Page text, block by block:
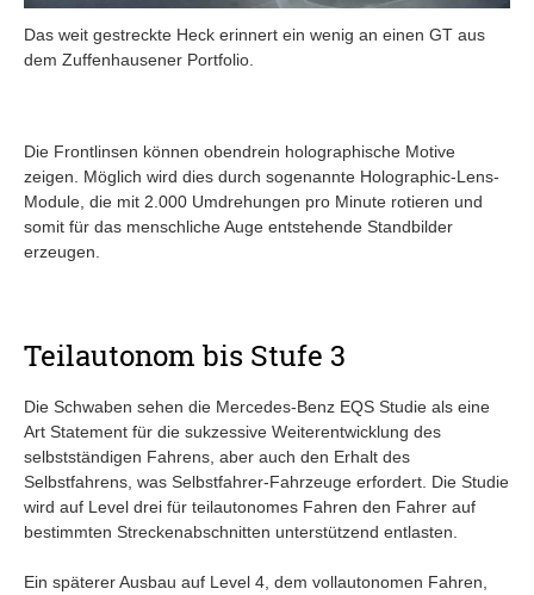
Das weit gestreckte Heck erinnert ein wenig an einen GT aus
dem Zuffenhausener Portfolio.
Die Frontlinsen können obendrein holographische Motive
zeigen. Möglich wird dies durch sogenannte Holographic-Lens-
Module, die mit 2.000 Umdrehungen pro Minute rotieren und
somit für das menschliche Auge entstehende Standbilder
erzeugen.
Teilautonom bis Stufe 3
Die Schwaben sehen die Mercedes-Benz EQS Studie als eine
Art Statement für die sukzessive Weiterentwicklung des
selbstständigen Fahrens, aber auch den Erhalt des
Selbstfahrens, was Selbstfahrer-Fahrzeuge erfordert. Die Studie
wird auf Level drei für teilautonomes Fahren den Fahrer auf
bestimmten Streckenabschnitten unterstützend entlasten.
Ein späterer Ausbau auf Level 4, dem vollautonomen Fahren,